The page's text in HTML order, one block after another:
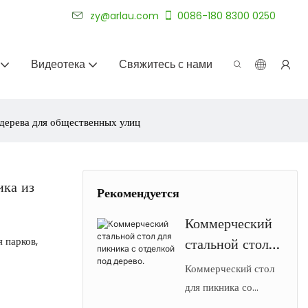
zy@arlau.com 0086-180 8300 0250
Видеотека Свяжитесь с нами
для общественных улиц
из
парков,
Рекомендуется
Коммерческий
стальной стол
для пикника с
отделкой под
Коммерческий стол
для пикника со